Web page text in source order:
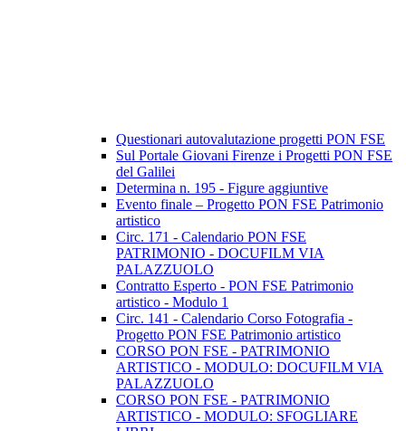
Questionari autovalutazione progetti PON FSE
Sul Portale Giovani Firenze i Progetti PON FSE
del Galilei
Determina n. 195 - Figure aggiuntive
Evento finale – Progetto PON FSE Patrimonio
artistico
Circ. 171 - Calendario PON FSE
PATRIMONIO - DOCUFILM VIA
PALAZZUOLO
Contratto Esperto - PON FSE Patrimonio
artistico - Modulo 1
Circ. 141 - Calendario Corso Fotografia -
Progetto PON FSE Patrimonio artistico
CORSO PON FSE - PATRIMONIO
ARTISTICO - MODULO: DOCUFILM VIA
PALAZZUOLO
CORSO PON FSE - PATRIMONIO
ARTISTICO - MODULO: SFOGLIARE